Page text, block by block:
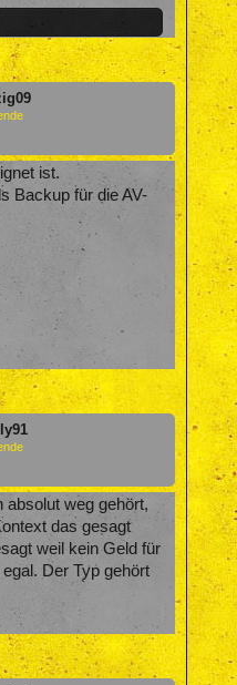
ist.
Backup für die AV-
absolut weg gehört,
das gesagt
weil kein Geld für
Der Typ gehört